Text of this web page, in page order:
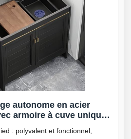
autonome en acier
armoire à cuve unique
facile à nettoyer,
spacieux (60 x 45 cm)
: polyvalent et fonctionnel,